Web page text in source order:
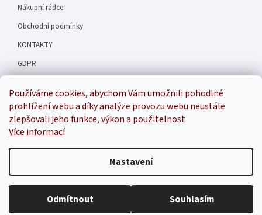
Používáme cookies, abychom Vám umožnili pohodlné
prohlížení webu a díky analýze provozu webu neustále
zlepšovali jeho funkce, výkon a použitelnost
Více informací
Nastavení
Odmítnout Souhlasím
Nákupní rádce
Obchodní podmínky
KONTAKTY
GDPR
Náš příběh
Inspirala